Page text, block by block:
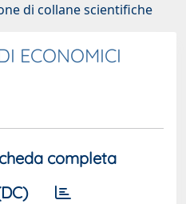
di collane scientifiche
ECONOMICI
completa